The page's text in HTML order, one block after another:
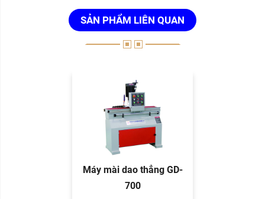
SẢN PHẨM LIÊN QUAN
Máy mài dao thẳng GD-
700